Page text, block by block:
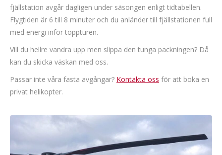
fjällstation avgår dagligen under säsongen enligt tidtabellen.
Flygtiden är 6 till 8 minuter och du anländer till fjällstationen full
med energi inför toppturen.
Vill du hellre vandra upp men slippa den tunga packningen? Då
kan du skicka väskan med oss.
Passar inte våra fasta avgångar? Kontakta oss för att boka en
privat helikopter.